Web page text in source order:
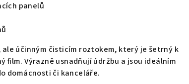
panelů
ale účinným čisticím roztokem, který je šetrný k
film. Výrazně usnadňují údržbu a jsou ideálním
domácnosti či kanceláře.